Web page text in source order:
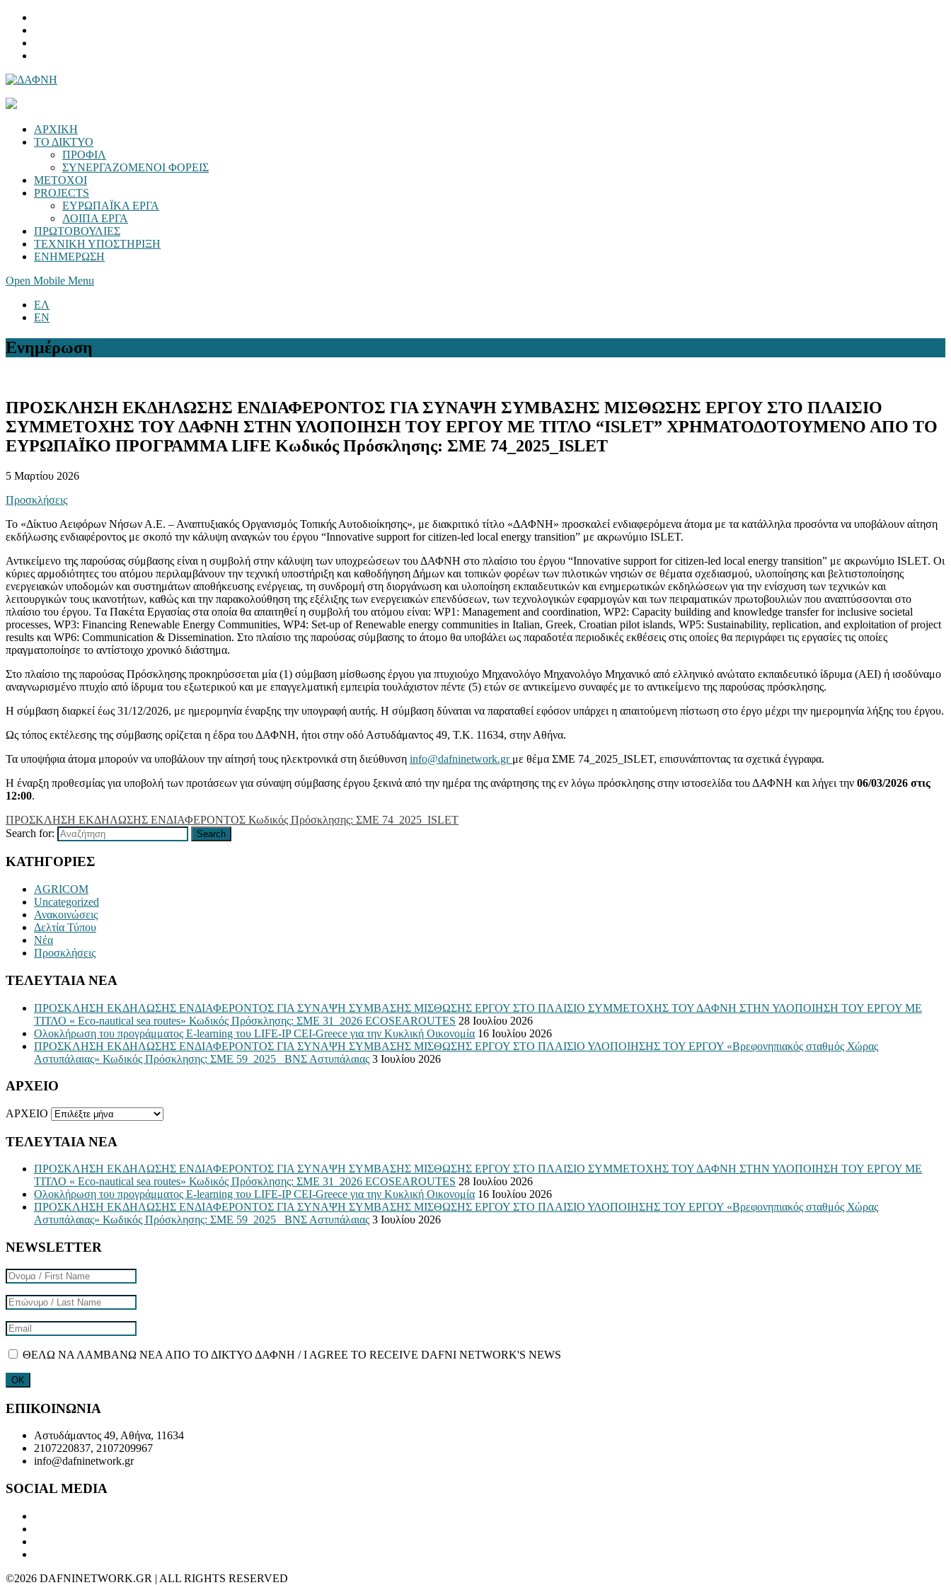
ΑΡΧΙΚΗ
ΤΟ ΔΙΚΤΥΟ
ΠΡΟΦΙΛ
ΣΥΝΕΡΓΑΖΟΜΕΝΟΙ ΦΟΡΕΙΣ
ΜΕΤΟΧΟΙ
PROJECTS
ΕΥΡΩΠΑΪΚΑ ΕΡΓΑ
ΛΟΙΠΑ ΕΡΓΑ
ΠΡΩΤΟΒΟΥΛΙΕΣ
ΤΕΧΝΙΚΗ ΥΠΟΣΤΗΡΙΞΗ
ΕΝΗΜΕΡΩΣΗ
Open Mobile Menu
ΕΛ
EN
Ενημέρωση
ΠΡΟΣΚΛΗΣΗ ΕΚΔΗΛΩΣΗΣ ΕΝΔΙΑΦΕΡΟΝΤΟΣ ΓΙΑ ΣΥΝΑΨΗ ΣΥΜΒΑΣΗΣ ΜΙΣΘΩΣΗΣ ΕΡΓΟΥ ΣΤΟ ΠΛΑΙΣΙΟ
ΣΥΜΜΕΤΟΧΗΣ ΤΟΥ ΔΑΦΝΗ ΣΤΗΝ ΥΛΟΠΟΙΗΣΗ ΤΟΥ ΕΡΓΟΥ ΜΕ ΤΙΤΛΟ “ISLET” ΧΡΗΜΑΤΟΔΟΤΟΥΜΕΝΟ ΑΠΟ ΤΟ
ΕΥΡΩΠΑΪΚΟ ΠΡΟΓΡΑΜΜΑ LIFE Κωδικός Πρόσκλησης: ΣΜΕ 74_2025_ISLET
5 Μαρτίου 2026
Προσκλήσεις
Το «Δίκτυο Αειφόρων Νήσων Α.Ε. – Αναπτυξιακός Οργανισμός Τοπικής Αυτοδιοίκησης», με διακριτικό τίτλο «ΔΑΦΝΗ» προσκαλεί ενδιαφερόμενα άτομα με τα κατάλληλα προσόντα να υποβάλουν αίτηση
εκδήλωσης ενδιαφέροντος με σκοπό την κάλυψη αναγκών του έργου “Innovative support for citizen-led local energy transition” με ακρωνύμιο ISLET.
Αντικείμενο της παρούσας σύμβασης είναι η συμβολή στην κάλυψη των υποχρεώσεων του ΔΑΦΝΗ στο πλαίσιο του έργου “Innovative support for citizen-led local energy transition” με ακρωνύμιο ISLET. Οι
κύριες αρμοδιότητες του ατόμου περιλαμβάνουν την τεχνική υποστήριξη και καθοδήγηση Δήμων και τοπικών φορέων των πιλοτικών νησιών σε θέματα σχεδιασμού, υλοποίησης και βελτιστοποίησης
ενεργειακών υποδομών και συστημάτων αποθήκευσης ενέργειας, τη συνδρομή στη διοργάνωση και υλοποίηση εκπαιδευτικών και ενημερωτικών εκδηλώσεων για την ενίσχυση των τεχνικών και
λειτουργικών τους ικανοτήτων, καθώς και την παρακολούθηση της εξέλιξης των ενεργειακών επενδύσεων, των τεχνολογικών εφαρμογών και των πειραματικών πρωτοβουλιών που αναπτύσσονται στο
πλαίσιο του έργου. Tα Πακέτα Εργασίας στα οποία θα απαιτηθεί η συμβολή του ατόμου είναι: WP1: Management and coordination, WP2: Capacity building and knowledge transfer for inclusive societal
processes, WP3: Financing Renewable Energy Communities, WP4: Set-up of Renewable energy communities in Italian, Greek, Croatian pilot islands, WP5: Sustainability, replication, and exploitation of project
results και WP6: Communication & Dissemination. Στο πλαίσιο της παρούσας σύμβασης το άτομο θα υποβάλει ως παραδοτέα περιοδικές εκθέσεις στις οποίες θα περιγράφει τις εργασίες τις οποίες
πραγματοποίησε το αντίστοιχο χρονικό διάστημα.
Στο πλαίσιο της παρούσας Πρόσκλησης προκηρύσσεται μία (1) σύμβαση μίσθωσης έργου για πτυχιούχο Μηχανολόγο Μηχανολόγο Μηχανικό από ελληνικό ανώτατο εκπαιδευτικό ίδρυμα (ΑΕΙ) ή ισοδύναμο
αναγνωρισμένο πτυχίο από ίδρυμα του εξωτερικού και με επαγγελματική εμπειρία τουλάχιστον πέντε (5) ετών σε αντικείμενο συναφές με το αντικείμενο της παρούσας πρόσκλησης.
Η σύμβαση διαρκεί έως 31/12/2026, με ημερομηνία έναρξης την υπογραφή αυτής. Η σύμβαση δύναται να παραταθεί εφόσον υπάρχει η απαιτούμενη πίστωση στο έργο μέχρι την ημερομηνία λήξης του έργου.
Ως τόπος εκτέλεσης της σύμβασης ορίζεται η έδρα του ΔΑΦΝΗ, ήτοι στην οδό Αστυδάμαντος 49, Τ.Κ. 11634, στην Αθήνα.
Τα υποψήφια άτομα μπορούν να υποβάλουν την αίτησή τους ηλεκτρονικά στη διεύθυνση info@dafninetwork.gr με θέμα ΣΜΕ 74_2025_ISLET, επισυνάπτοντας τα σχετικά έγγραφα.
Η έναρξη προθεσμίας για υποβολή των προτάσεων για σύναψη σύμβασης έργου ξεκινά από την ημέρα της ανάρτησης της εν λόγω πρόσκλησης στην ιστοσελίδα του ΔΑΦΝΗ και λήγει την 06/03/2026 στις
12:00.
ΠΡΟΣΚΛΗΣΗ ΕΚΔΗΛΩΣΗΣ ΕΝΔΙΑΦΕΡΟΝΤΟΣ Κωδικός Πρόσκλησης: ΣΜΕ 74_2025_ISLET
Search for:
Search
ΚΑΤΗΓΟΡΙΕΣ
AGRICOM
Uncategorized
Ανακοινώσεις
Δελτία Τύπου
Νέα
Προσκλήσεις
ΤΕΛΕΥΤΑΙΑ ΝΕΑ
ΠΡΟΣΚΛΗΣΗ ΕΚΔΗΛΩΣΗΣ ΕΝΔΙΑΦΕΡΟΝΤΟΣ ΓΙΑ ΣΥΝΑΨΗ ΣΥΜΒΑΣΗΣ ΜΙΣΘΩΣΗΣ ΕΡΓΟΥ ΣΤΟ ΠΛΑΙΣΙΟ ΣΥΜΜΕΤΟΧΗΣ ΤΟΥ ΔΑΦΝΗ ΣΤΗΝ ΥΛΟΠΟΙΗΣΗ ΤΟΥ ΕΡΓΟΥ ΜΕ
ΤΙΤΛΟ « Eco-nautical sea routes» Κωδικός Πρόσκλησης: ΣΜΕ 31_2026 ECOSEAROUTES 28 Ιουλίου 2026
Ολοκλήρωση του προγράμματος E-learning του LIFE-IP CEI-Greece για την Κυκλική Οικονομία 16 Ιουλίου 2026
ΠΡΟΣΚΛΗΣΗ ΕΚΔΗΛΩΣΗΣ ΕΝΔΙΑΦΕΡΟΝΤΟΣ ΓΙΑ ΣΥΝΑΨΗ ΣΥΜΒΑΣΗΣ ΜΙΣΘΩΣΗΣ ΕΡΓΟΥ ΣΤΟ ΠΛΑΙΣΙΟ ΥΛΟΠΟΙΗΣΗΣ ΤΟΥ ΕΡΓΟΥ «Βρεφονηπιακός σταθμός Χώρας
Αστυπάλαιας» Κωδικός Πρόσκλησης: ΣΜΕ 59_2025_ ΒΝΣ Αστυπάλαιας 3 Ιουλίου 2026
ΑΡΧΕΙΟ
ΑΡΧΕΙΟ
ΤΕΛΕΥΤΑΙΑ ΝΕΑ
ΠΡΟΣΚΛΗΣΗ ΕΚΔΗΛΩΣΗΣ ΕΝΔΙΑΦΕΡΟΝΤΟΣ ΓΙΑ ΣΥΝΑΨΗ ΣΥΜΒΑΣΗΣ ΜΙΣΘΩΣΗΣ ΕΡΓΟΥ ΣΤΟ ΠΛΑΙΣΙΟ ΣΥΜΜΕΤΟΧΗΣ ΤΟΥ ΔΑΦΝΗ ΣΤΗΝ ΥΛΟΠΟΙΗΣΗ ΤΟΥ ΕΡΓΟΥ ΜΕ
ΤΙΤΛΟ « Eco-nautical sea routes» Κωδικός Πρόσκλησης: ΣΜΕ 31_2026 ECOSEAROUTES 28 Ιουλίου 2026
Ολοκλήρωση του προγράμματος E-learning του LIFE-IP CEI-Greece για την Κυκλική Οικονομία 16 Ιουλίου 2026
ΠΡΟΣΚΛΗΣΗ ΕΚΔΗΛΩΣΗΣ ΕΝΔΙΑΦΕΡΟΝΤΟΣ ΓΙΑ ΣΥΝΑΨΗ ΣΥΜΒΑΣΗΣ ΜΙΣΘΩΣΗΣ ΕΡΓΟΥ ΣΤΟ ΠΛΑΙΣΙΟ ΥΛΟΠΟΙΗΣΗΣ ΤΟΥ ΕΡΓΟΥ «Βρεφονηπιακός σταθμός Χώρας
Αστυπάλαιας» Κωδικός Πρόσκλησης: ΣΜΕ 59_2025_ ΒΝΣ Αστυπάλαιας 3 Ιουλίου 2026
NEWSLETTER
ΘΕΛΩ ΝΑ ΛΑΜΒΑΝΩ ΝΕΑ ΑΠΟ ΤΟ ΔΙΚΤΥΟ ΔΑΦΝΗ / I AGREE TO RECEIVE DAFNI NETWORK'S NEWS
ΕΠΙΚΟΙΝΩΝΙΑ
Αστυδάμαντος 49, Αθήνα, 11634
2107220837, 2107209967
info@dafninetwork.gr
SOCIAL MEDIA
©2026 DAFNINETWORK.GR | ALL RIGHTS RESERVED